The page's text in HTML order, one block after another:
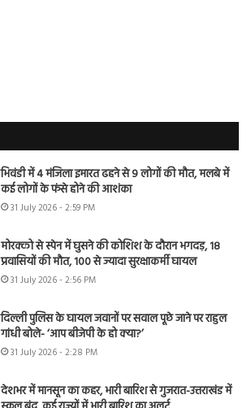
भिवंडी में 4 मंजिला इमारत ढहने से 9 लोगों की मौत, मलबे में
कई लोगों के फंसे होने की आशंका
31 July 2026 - 2:59 PM
मोरक्को से स्पेन में घुसने की कोशिश के दौरान भगदड़, 18
प्रवासियों की मौत, 100 से ज्यादा सुरक्षाकर्मी घायल
31 July 2026 - 2:56 PM
दिल्ली पुलिस के घायल जवानों पर सवाल पूछे जाने पर राहुल
गांधी बोले- ‘आप बीजेपी के हो क्या?’
31 July 2026 - 2:28 PM
देशभर में मानसून का कहर, भारी बारिश से गुजरात-उत्तराखंड में